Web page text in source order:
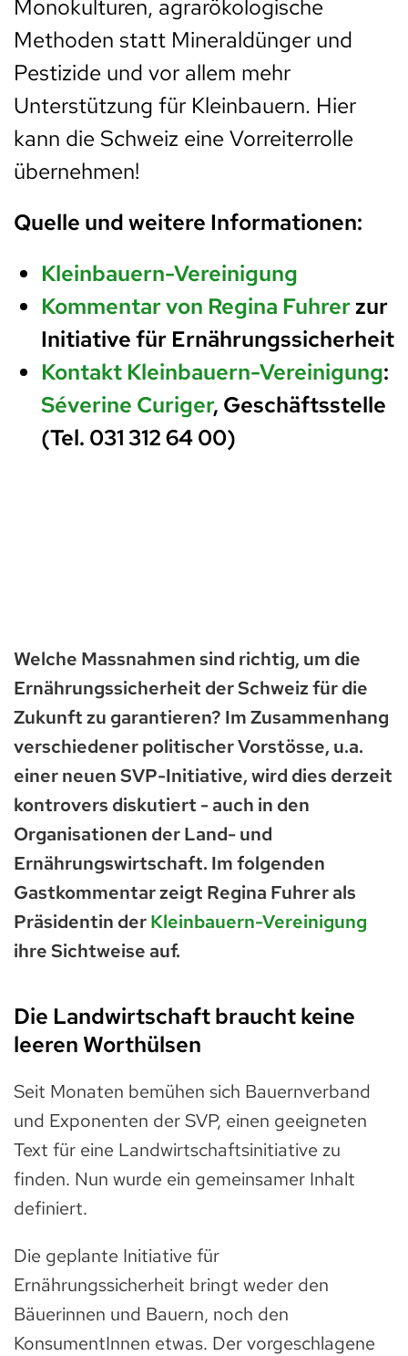
Monokulturen, agrarökologische
Methoden statt Mineraldünger und
Pestizide und vor allem mehr
Unterstützung für Kleinbauern. Hier
kann die Schweiz eine Vorreiterrolle
übernehmen!
Quelle und weitere Informationen:
Kleinbauern-Vereinigung
Kommentar von Regina Fuhrerzur
Initiative für Ernährungssicherheit
Kontakt Kleinbauern-Vereinigung:
Séverine Curiger, Geschäftsstelle
(Tel. 031 312 64 00)
Welche Massnahmen sind richtig, um die
Ernährungssicherheit der Schweiz für die
Zukunft zu garantieren? Im Zusammenhang
verschiedener politischer Vorstösse, u.a.
einer neuen SVP-Initiative, wird dies derzeit
kontrovers diskutiert - auch in den
Organisationen der Land- und
Ernährungswirtschaft. Im folgenden
Gastkommentar zeigt Regina Fuhrer als
Präsidentin derKleinbauern-Vereinigung
ihre Sichtweise auf.
Die Landwirtschaft braucht keine
leeren Worthülsen
Seit Monaten bemühen sich Bauernverband
und Exponenten der SVP, einen geeigneten
Text für eine Landwirtschaftsinitiative zu
finden. Nun wurde ein gemeinsamer Inhalt
definiert.
Die geplante Initiative für
Ernährungssicherheit bringt weder den
Bäuerinnen und Bauern, noch den
KonsumentInnen etwas. Der vorgeschlagene